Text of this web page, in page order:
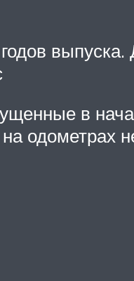
в
одометрах